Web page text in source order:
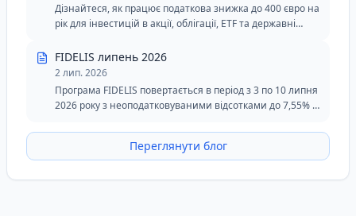
Дізнайтеся, як працює податкова знижка до 400 євро на
рік для інвестицій в акції, облігації, ETF та державні
FIDELIS липень 2026
2 лип. 2026
Програма FIDELIS повертається в період з 3 по 10 липня
2026 року з неоподатковуваними відсотками до 7,55% у
спеціальний транш для донорів крові в леях і
залишається привабливим варіантом для інвесторів,
Переглянути блог